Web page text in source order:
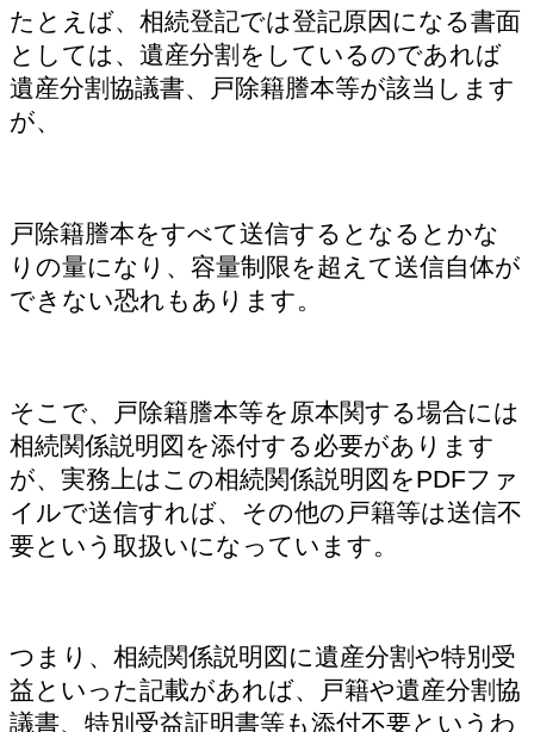
たとえば、相続登記では登記原因になる書面
としては、遺産分割をしているのであれば
遺産分割協議書、戸除籍謄本等が該当します
が、
戸除籍謄本をすべて送信するとなるとかな
りの量になり、容量制限を超えて送信自体が
できない恐れもあります。
そこで、戸除籍謄本等を原本関する場合には
相続関係説明図を添付する必要があります
が、実務上はこの相続関係説明図をPDFファ
イルで送信すれば、その他の戸籍等は送信不
要という取扱いになっています。
つまり、相続関係説明図に遺産分割や特別受
益といった記載があれば、戸籍や遺産分割協
議書、特別受益証明書等も添付不要というわ